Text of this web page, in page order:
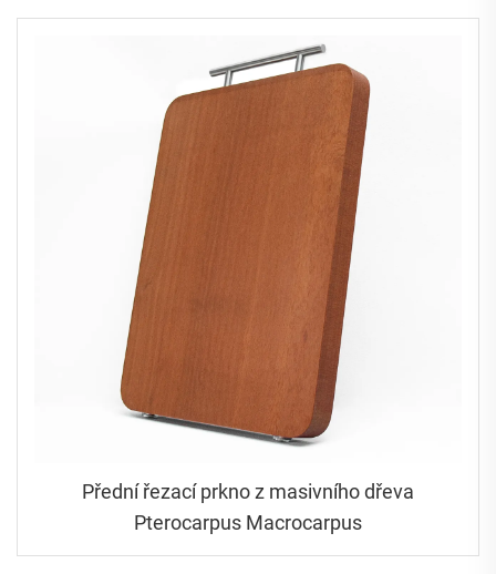
Přední řezací prkno z masivního dřeva
Pterocarpus Macrocarpus